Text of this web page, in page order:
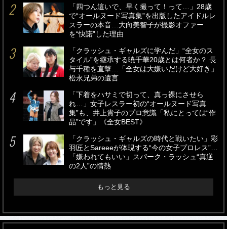
「四つん這いで、早く撮って！って…」28歳
で“オールヌード写真集”を出版したアイドルレ
スラーの本音…大向美智子が撮影オファー
を“快諾”した理由
「クラッシュ・ギャルズに学んだ」“全女のス
タイル”を継承する暁千華20歳とは何者か？ 長
与千種を直撃…「全女は大嫌いだけど大好き」
松永兄弟の遺言
「下着をハサミで切って、真っ裸にさせら
れ…」女子レスラー初の“オールヌード写真
集”も、井上貴子のプロ意識「私にとっては“作
品”です」《全女BEST》
「クラッシュ・ギャルズの時代と戦いたい」彩
羽匠とSareeeが体現する“今の女子プロレス”…
「嫌われてもいい」スパーク・ラッシュ“真逆
の2人”の情熱
もっと見る